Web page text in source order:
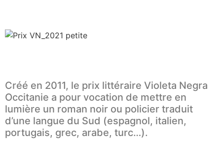
Créé en 2011, le prix littéraire Violeta Negra
Occitanie a pour vocation de mettre en
lumière un roman noir ou policier traduit
d’une langue du Sud (espagnol, italien,
portugais, grec, arabe, turc…).